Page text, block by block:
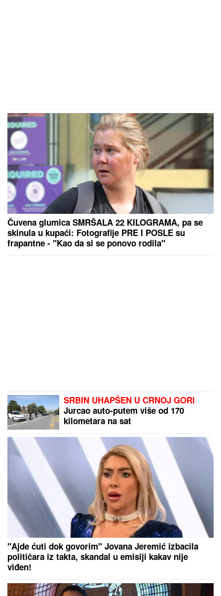
Čuvena glumica SMRŠALA 22 KILOGRAMA, pa se
skinula u kupaći: Fotografije PRE I POSLE su
frapantne - "Kao da si se ponovo rodila"
SRBIN UHAPŠEN U CRNOJ GORI
Jurcao auto-putem više od 170
kilometara na sat
"Ajde ćuti dok govorim" Jovana Jeremić izbacila
političara iz takta, skandal u emisiji kakav nije
viđen!